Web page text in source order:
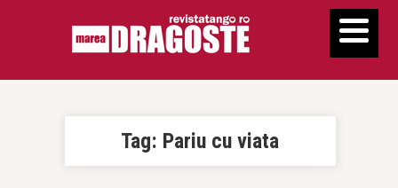
Tag: Pariu cu viata